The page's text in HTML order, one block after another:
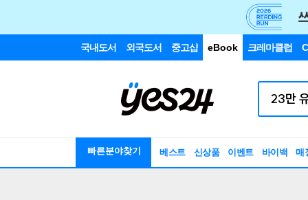
국내도서 외국도서 중고샵 eBook 크레마클럽
빠른분야찾기 베스트 신상품 이벤트 바이백 매